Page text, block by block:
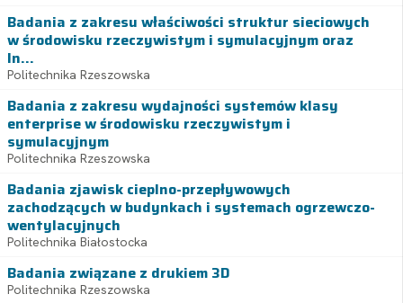
Badania z zakresu właściwości struktur sieciowych
w środowisku rzeczywistym i symulacyjnym oraz
In...
Politechnika Rzeszowska
Badania z zakresu wydajności systemów klasy
enterprise w środowisku rzeczywistym i
symulacyjnym
Politechnika Rzeszowska
Badania zjawisk cieplno-przepływowych
zachodzących w budynkach i systemach ogrzewczo-
wentylacyjnych
Politechnika Białostocka
Badania związane z drukiem 3D
Politechnika Rzeszowska